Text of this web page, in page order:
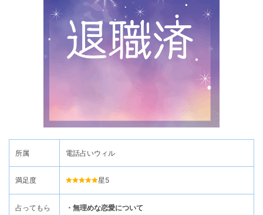
所属 電話占いウィル
満足度 星5
占ってもら
・無理めな恋愛について